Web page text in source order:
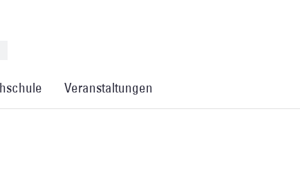
Veranstaltungen